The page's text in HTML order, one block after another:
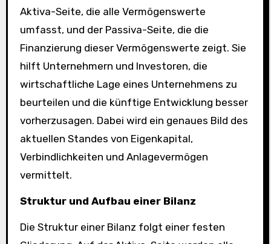
Aktiva-Seite, die alle Vermögenswerte
umfasst, und der Passiva-Seite, die die
Finanzierung dieser Vermögenswerte zeigt. Sie
hilft Unternehmern und Investoren, die
wirtschaftliche Lage eines Unternehmens zu
beurteilen und die künftige Entwicklung besser
vorherzusagen. Dabei wird ein genaues Bild des
aktuellen Standes von Eigenkapital,
Verbindlichkeiten und Anlagevermögen
vermittelt.
Struktur und Aufbau einer Bilanz
Die Struktur einer Bilanz folgt einer festen